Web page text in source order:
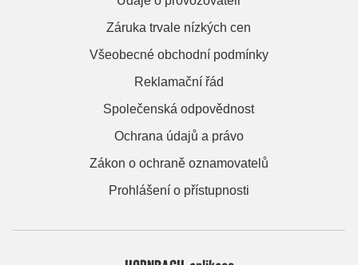
Záruka trvale nízkých cen
Všeobecné obchodní podmínky
Reklamační řád
Společenská odpovědnost
Ochrana údajů a právo
Zákon o ochraně oznamovatelů
Prohlášení o přístupnosti